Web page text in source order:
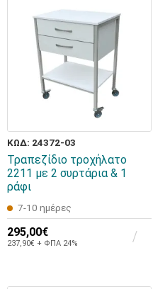
ΚΩΔ: 24372-03
Τραπεζίδιο τροχήλατο
2211 με 2 συρτάρια & 1
ράφι
7-10 ημέρες
295,00€
237,90€ + ΦΠΑ 24%